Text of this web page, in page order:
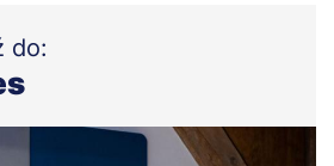
do: